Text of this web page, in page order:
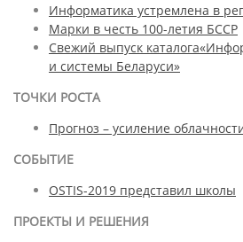
Информатика устремлена в
Марки в честь 100-летия БССР
Свежий выпуск
и системы Беларуси»
ТОЧКИ РОСТА
Прогноз – усиление
СОБЫТИЕ
OSTIS-2019 представил школы
ПРОЕКТЫ И РЕШЕНИЯ